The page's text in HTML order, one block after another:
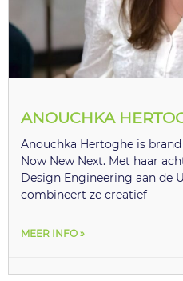
ANOUCHKA
Anouchka Hertoghe is
Now New Next. Met haar
Design Engineering aan de
combineert ze creatief
MEER INFO »